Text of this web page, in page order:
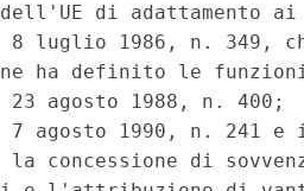
di adattamento
8 luglio 1986, n. 349,
ne ha definito le
23 agosto 1988, n. 400;
7 agosto 1990, n. 241 e
la concessione di